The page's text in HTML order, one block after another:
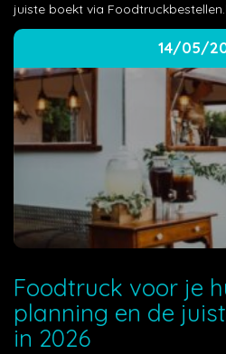
juiste boekt via
14/05/
Foodtruck voor je
planning en de
in 2026